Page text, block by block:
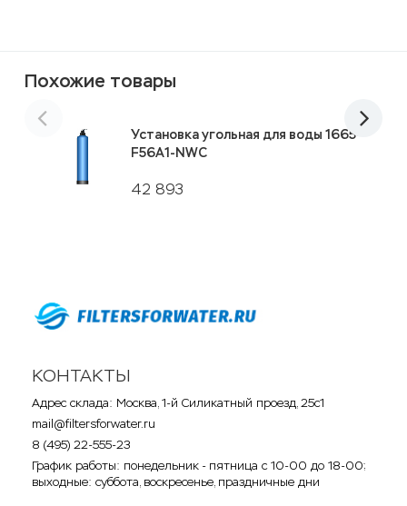
Похожие товары
42 893
Установка угольная для воды 1665-
F56A1-NWC
КОНТАКТЫ
Адрес склада: Москва, 1-й Силикатный проезд, 25с1
mail@filtersforwater.ru
8 (495) 22-555-23
График работы: понедельник - пятница с 10-00 до 18-00;
выходные: суббота, воскресенье, праздничные дни